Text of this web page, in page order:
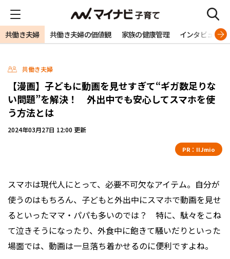
共働き夫婦 共働き夫婦の価値観 家族の健康管理 インタビュー
共働き夫婦
【漫画】子どもに動画を見せすぎて“ギガ数足りな
い問題”を解決！ 外出中でも安心してスマホを使
う方法とは
2024年03月27日 12:00 更新
PR： IIJmio
スマホは現代人にとって、必要不可欠なアイテム。自分が
使うのはもちろん、子どもと外出中にスマホで動画を見せ
るといったママ・パパも多いのでは？ 特に、駄々をこね
て泣きそうになったり、外食中に飽きて騒いだりといった
場面では、動画は一旦落ち着かせるのに便利ですよね。